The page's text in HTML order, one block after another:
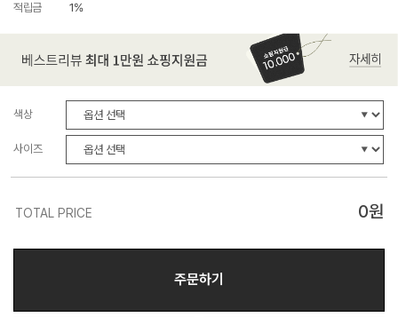
적립금 1%
색상
사이즈
TOTAL PRICE 0원
주문하기